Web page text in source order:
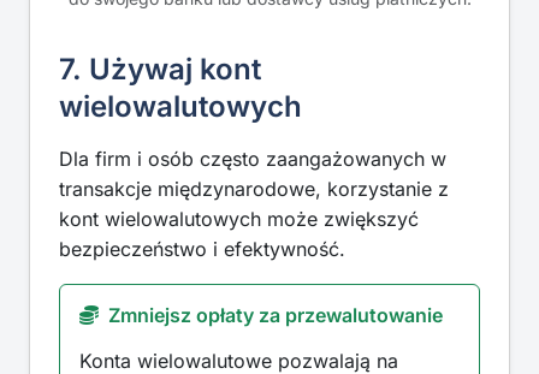
7. Używaj kont
wielowalutowych
Dla firm i osób często zaangażowanych w
transakcje międzynarodowe, korzystanie z
kont wielowalutowych może zwiększyć
bezpieczeństwo i efektywność.
Zmniejsz opłaty za przewalutowanie
Konta wielowalutowe pozwalają na